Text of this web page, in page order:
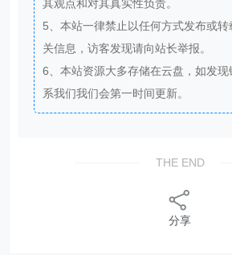
其观点和对其真实性负责。
5、本站一律禁止以任何方式发布或
关信息，访客发现请向站长举报。
6、本站资源大多存储在云盘，如发现
系我们我们会第一时间更新。
THE END
分享